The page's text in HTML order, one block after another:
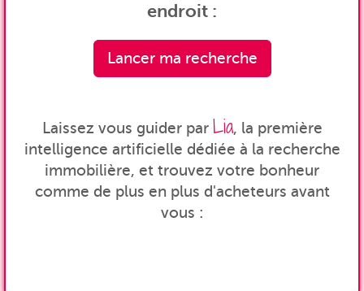
endroit :
Lancer ma recherche
Laissez vous guider par Lia, la première
intelligence artificielle dédiée à la recherche
immobilière, et trouvez votre bonheur
comme de plus en plus d'acheteurs avant
vous :